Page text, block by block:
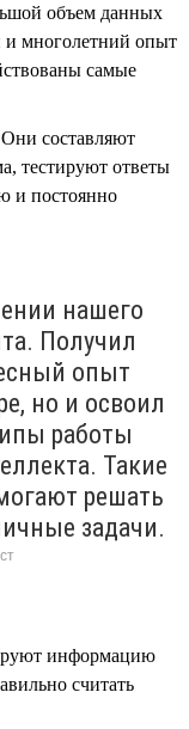
объем данных
многолетний опыт
самые
составляют
тестируют ответы
и постоянно
нашего
Получил
опыт
но и освоил
работы
Такие
решать
задачи.
информацию
считать